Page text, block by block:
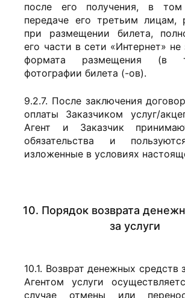
после его получения, в
передаче его третьим лицам,
при размещении билета,
его части в сети «Интернет»
формата размещения (в
фотографии билета (-ов).
9.2.7. После заключения
оплаты Заказчиком услуг/
Агент и Заказчик
обязательства и
изложенные в условиях
10. Порядок возврата
за услуги
10.1. Возврат денежных средств
Агентом услуги
случае отмены или